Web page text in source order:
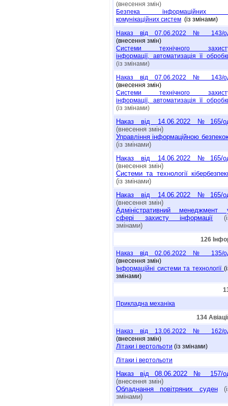
(внесення змін)
Безпека інформаційних
комунікаційних систем (із змінами)
Наказ від 07.06.2022 № 143/
(внесення змін)
Системи технічного
інформації, автоматизація її
(із змінами)
Наказ від 07.06.2022 № 143/
(внесення змін)
Системи технічного
інформації, автоматизація її
(із змінами)
Наказ від 14.06.2022 №165/
(внесення змін)
Управління інформаційною
(із змінами)
Наказ від 14.06.2022 №165/
(внесення змін)
Системи та технології
(із змінами)
Наказ від 14.06.2022 №165/
(внесення змін)
Адміністративний менеджмент
сфері захисту інформації
змінами)
126
Наказ від 02.06.2022 № 135/
(внесення змін)
Інформаційні системи та технології
змінами)
Прикладна механіка
134
Наказ від 13.06.2022 № 162/
(внесення змін)
Літаки і вертольоти (із змінами)
Літаки і вертольоти
Наказ від 08.06.2022 № 157/
(внесення змін)
Обладнання повітряних суден
змінами)